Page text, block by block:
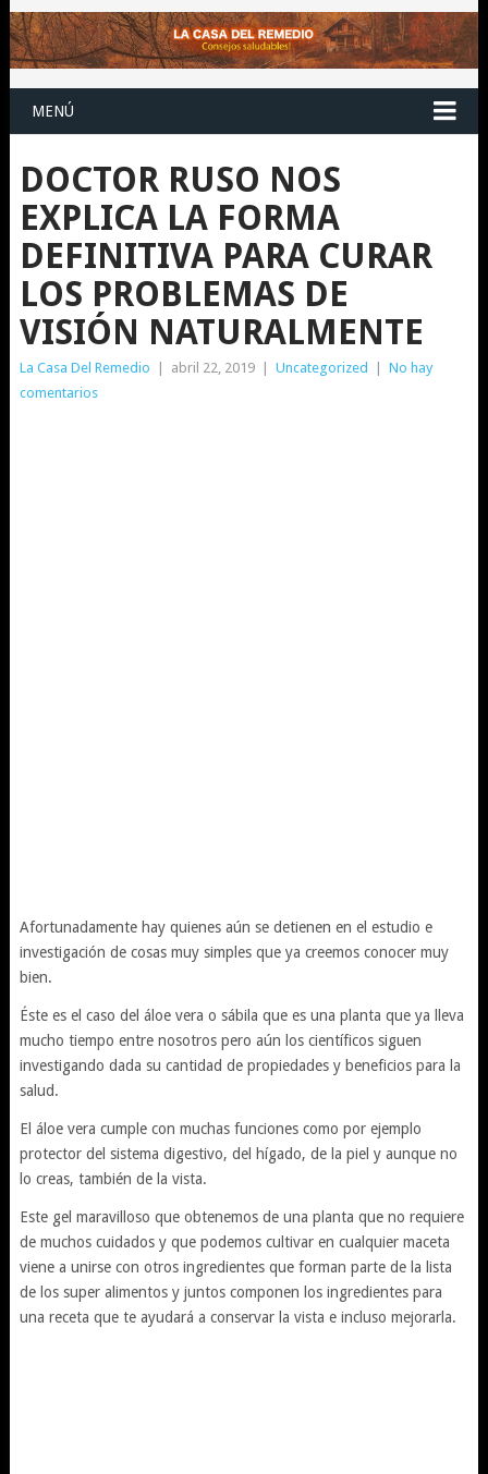
MENÚ
DOCTOR RUSO NOS
EXPLICA LA FORMA
DEFINITIVA PARA CURAR
LOS PROBLEMAS DE
VISIÓN NATURALMENTE
La Casa Del Remedio abril 22, 2019 Uncategorized
No hay
comentarios
Afortunadamente hay quienes aún se detienen en el estudio e
investigación de cosas muy simples que ya creemos conocer muy
bien.
Éste es el caso del áloe vera o sábila que es una planta que ya lleva
mucho tiempo entre nosotros pero aún los científicos siguen
investigando dada su cantidad de propiedades y beneficios para la
salud.
El áloe vera cumple con muchas funciones como por ejemplo
protector del sistema digestivo, del hígado, de la piel y aunque no
lo creas, también de la vista.
Este gel maravilloso que obtenemos de una planta que no requiere
de muchos cuidados y que podemos cultivar en cualquier maceta
viene a unirse con otros ingredientes que forman parte de la lista
de los super alimentos y juntos componen los ingredientes para
una receta que te ayudará a conservar la vista e incluso mejorarla.